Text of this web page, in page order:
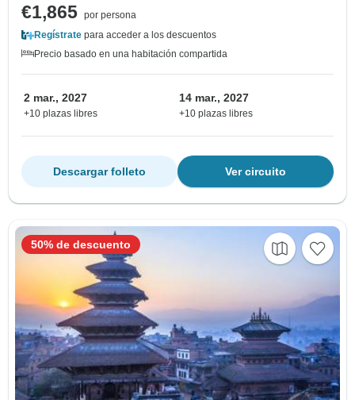
€1,865 por persona
Regístrate para acceder a los descuentos
Precio basado en una habitación compartida
2 mar., 2027
+10 plazas libres
14 mar., 2027
+10 plazas libres
Ver circuito
Descargar folleto
50% de descuento